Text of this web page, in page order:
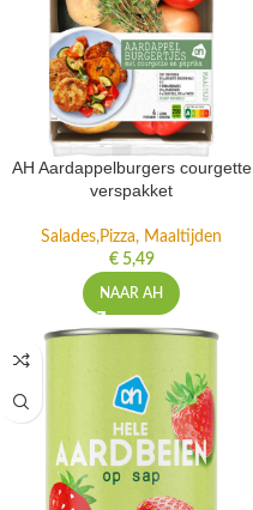
AH Aardappelburgers courgette
verspakket
Salades,Pizza, Maaltijden
€5,49
NAAR AH